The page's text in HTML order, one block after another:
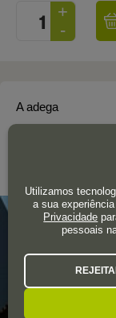
A adega
Utilizamos
a sua
Privacidade
pessoais